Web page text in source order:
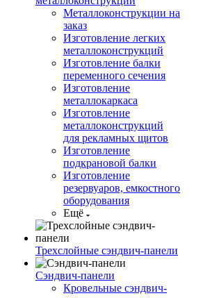
Металлоконструкции на
заказ
Изготовление легких
металлоконструкций
Изготовление балки
переменного сечения
Изготовление
металлокаркаса
Изготовление
металлоконструкций
для рекламных щитов
Изготовление
подкрановой балки
Изготовление
резервуаров, емкостного
оборудования
Ещё
Трехслойные сэндвич-панели
Сэндвич-панели
Кровельные сэндвич-